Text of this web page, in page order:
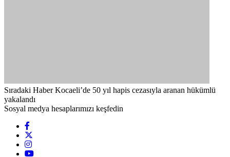
Sıradaki Haber Kocaeli’de 50 yıl hapis cezasıyla aranan hükümlü
yakalandı
Sosyal medya hesaplarımızı keşfedin